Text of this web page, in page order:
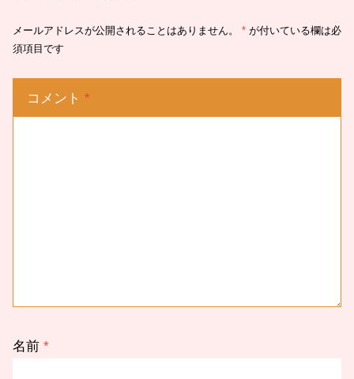
メールアドレスが公開されることはありません。 * が付いている欄は必
須項目です
コメント *
名前 *